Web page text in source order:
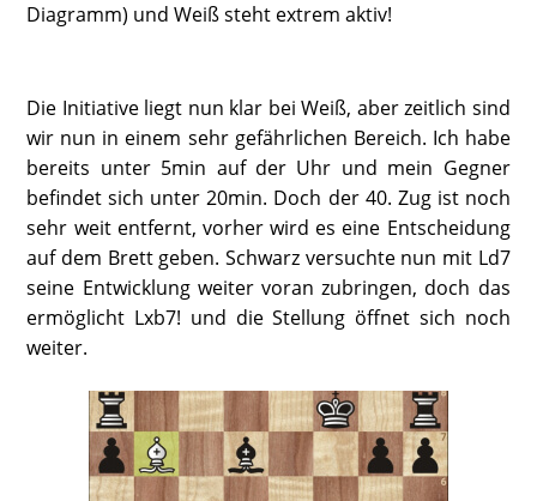
Diagramm) und Weiß steht extrem aktiv!
Die Initiative liegt nun klar bei Weiß, aber zeitlich sind
wir nun in einem sehr gefährlichen Bereich. Ich habe
bereits unter 5min auf der Uhr und mein Gegner
befindet sich unter 20min. Doch der 40. Zug ist noch
sehr weit entfernt, vorher wird es eine Entscheidung
auf dem Brett geben. Schwarz versuchte nun mit Ld7
seine Entwicklung weiter voran zubringen, doch das
ermöglicht Lxb7! und die Stellung öffnet sich noch
weiter.